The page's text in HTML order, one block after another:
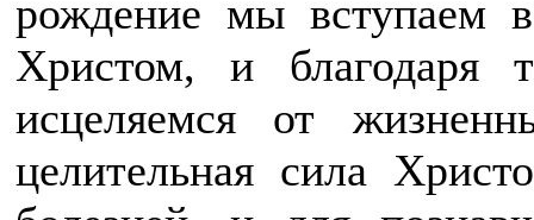
рождение мы вступаем
Христом, и благодаря
исцеляемся от
целительная сила